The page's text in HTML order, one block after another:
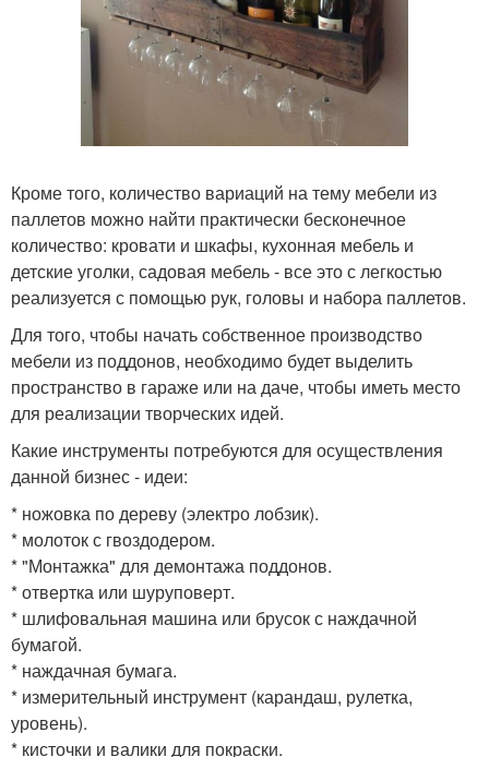
Кроме того, количество вариаций на тему мебели из
паллетов можно найти практически бесконечное
количество: кровати и шкафы, кухонная мебель и
детские уголки, садовая мебель - все это с легкостью
реализуется с помощью рук, головы и набора паллетов.
Для того, чтобы начать собственное производство
мебели из поддонов, необходимо будет выделить
пространство в гараже или на даче, чтобы иметь место
для реализации творческих идей.
Какие инструменты потребуются для осуществления
данной бизнес - идеи:
* ножовка по дереву (электро лобзик).
* молоток с гвоздодером.
* "Монтажка" для демонтажа поддонов.
* отвертка или шуруповерт.
* шлифовальная машина или брусок с наждачной
бумагой.
* наждачная бумага.
* измерительный инструмент (карандаш, рулетка,
уровень).
* кисточки и валики для покраски.